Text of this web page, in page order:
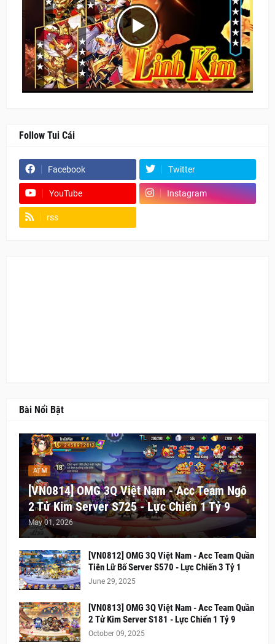
Follow Tui Cái
Facebook Twitter
YouTube Instagram
rss
Bài Nổi Bật
ATM
[VN0814] OMG 3Q Việt Nam - Acc Team Ngô
2 Tử Kim Server S725 - Lực Chiến 1 Tỷ 9
May 01, 2026
[VN0812] OMG 3Q Việt Nam - Acc Team Quần
Tiên Lữ Bố Server S570 - Lực Chiến 3 Tỷ 1
June 29, 2025
[VN0813] OMG 3Q Việt Nam - Acc Team Quần
2 Tử Kim Server S181 - Lực Chiến 1 Tỷ 9
October 09, 2025